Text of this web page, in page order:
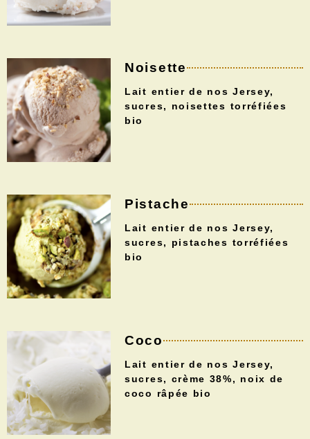
Noisette
Lait entier de nos Jersey,
sucres, noisettes torréfiées
bio
Pistache
Lait entier de nos Jersey,
sucres, pistaches torréfiées
bio
Coco
Lait entier de nos Jersey,
sucres, crème 38%, noix de
coco râpée bio